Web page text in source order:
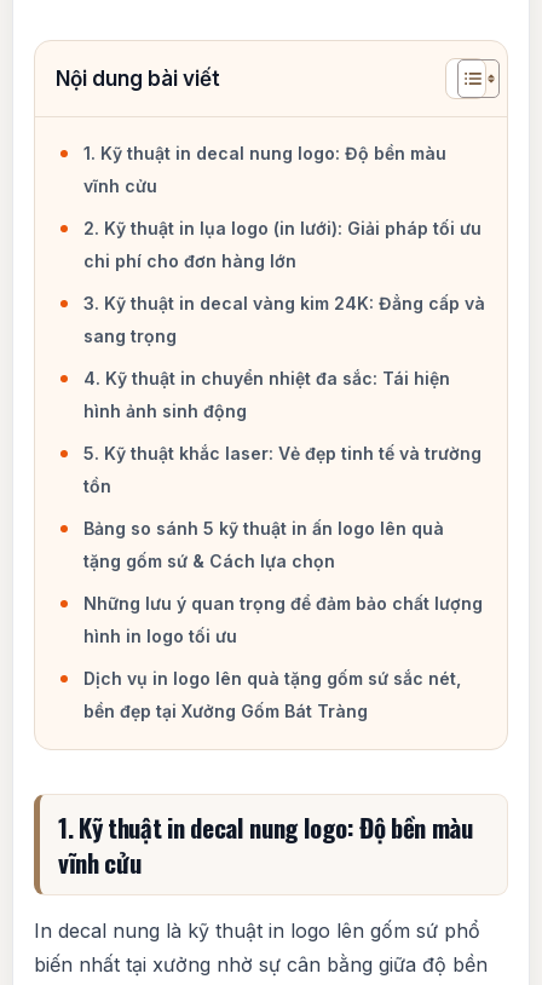
1. Kỹ thuật in decal nung logo: Độ bền màu
vĩnh cửu
2. Kỹ thuật in lụa logo (in lưới): Giải pháp tối ưu
chi phí cho đơn hàng lớn
3. Kỹ thuật in decal vàng kim 24K: Đẳng cấp và
sang trọng
4. Kỹ thuật in chuyển nhiệt đa sắc: Tái hiện
hình ảnh sinh động
5. Kỹ thuật khắc laser: Vẻ đẹp tinh tế và trường
tồn
Bảng so sánh 5 kỹ thuật in ấn logo lên quà
tặng gốm sứ & Cách lựa chọn
Những lưu ý quan trọng để đảm bảo chất lượng
hình in logo tối ưu
Dịch vụ in logo lên quà tặng gốm sứ sắc nét,
bền đẹp tại Xưởng Gốm Bát Tràng
1. Kỹ thuật in decal nung logo: Độ bền màu
vĩnh cửu
In decal nung là kỹ thuật in logo lên gốm sứ phổ
biến nhất tại xưởng nhờ sự cân bằng giữa độ bền